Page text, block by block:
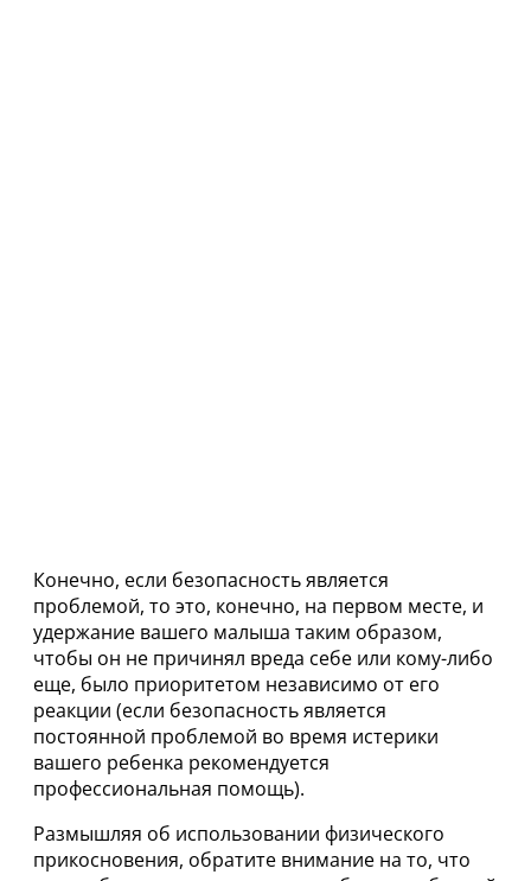
Конечно, если безопасность является
проблемой, то это, конечно, на первом месте, и
удержание вашего малыша таким образом,
чтобы он не причинял вреда себе или кому-либо
еще, было приоритетом независимо от его
реакции (если безопасность является
постоянной проблемой во время истерики
вашего ребенка рекомендуется
профессиональная помощь).
Размышляя об использовании физического
прикосновения, обратите внимание на то, что